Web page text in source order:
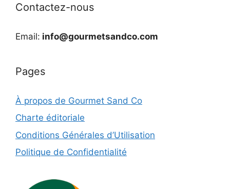
Contactez-nous
Email: info@gourmetsandco.com
Pages
À propos de Gourmet Sand Co
Charte éditoriale
Conditions Générales d’Utilisation
Politique de Confidentialité